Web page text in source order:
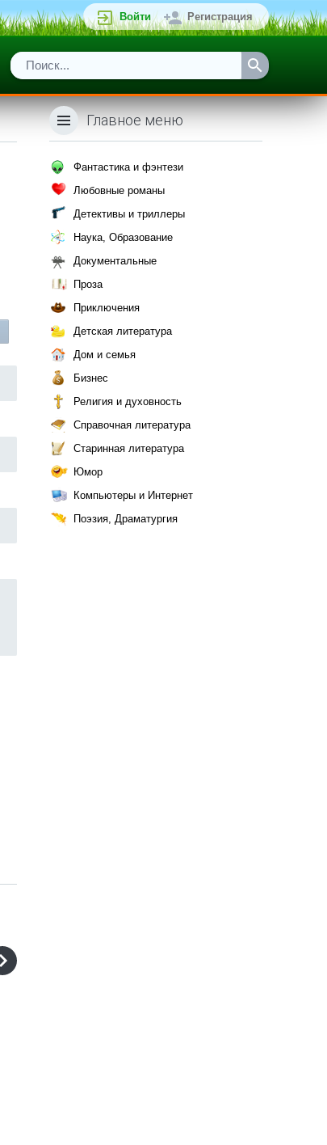
Войти Регистрация
Главное меню
Фантастика и фэнтези
Любовные романы
Детективы и триллеры
Наука, Образование
Документальные
Проза
Приключения
Детская литература
Дом и семья
Бизнес
Религия и духовность
Справочная литература
Старинная литература
Юмор
Компьютеры и Интернет
Поэзия, Драматургия